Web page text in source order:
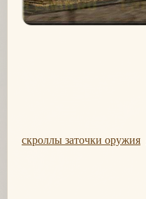
скроллы заточки оружия